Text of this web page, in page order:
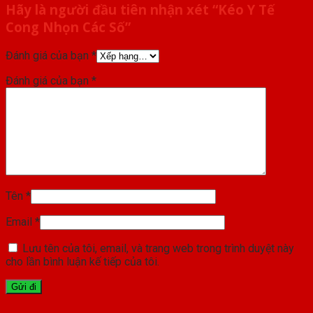
Hãy là người đầu tiên nhận xét “Kéo Y Tế
Cong Nhọn Các Số”
Đánh giá của bạn *
Đánh giá của bạn *
Tên *
Email *
Lưu tên của tôi, email, và trang web trong trình duyệt này
cho lần bình luận kế tiếp của tôi.